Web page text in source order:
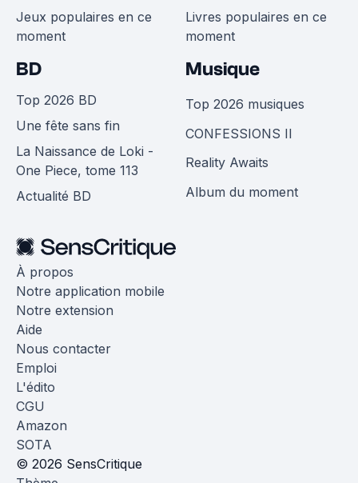
Jeux populaires en ce
moment
Livres populaires en ce
moment
BD
Top 2026 BD
Une fête sans fin
La Naissance de Loki -
One Piece, tome 113
Actualité BD
Musique
Top 2026 musiques
CONFESSIONS II
Reality Awaits
Album du moment
À propos
Notre application mobile
Notre extension
Aide
Nous contacter
Emploi
L'édito
CGU
Amazon
SOTA
© 2026 SensCritique